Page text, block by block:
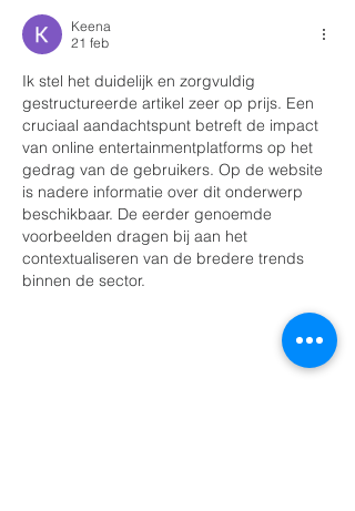
Keena
21 feb
Ik stel het duidelijk en zorgvuldig
gestructureerde artikel zeer op prijs. Een
cruciaal aandachtspunt betreft de impact
van online entertainmentplatforms op het
gedrag van de gebruikers. Op de website
is nadere informatie over dit onderwerp
beschikbaar. De eerder genoemde
voorbeelden dragen bij aan het
contextualiseren van de bredere trends
binnen de sector.